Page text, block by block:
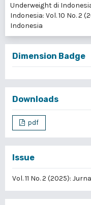
Underweight di
Indonesia: Vol. 10 No. 2
Indonesia
Dimension Badge
Downloads
pdf
Issue
Vol. 11 No. 2 (2025):